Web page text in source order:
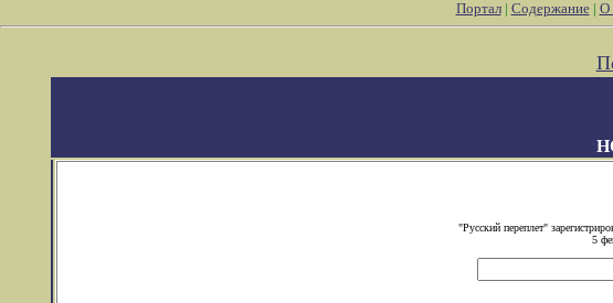
Портал| Содержание| О
"Русский переплет"
5